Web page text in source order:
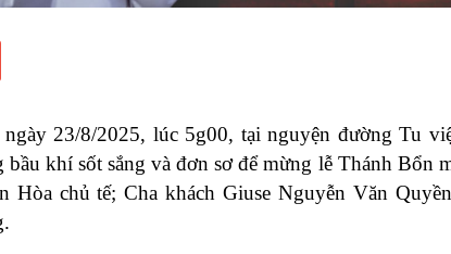
ngày 23/8/2025, lúc 5g00, tại nguyện đường Tu
bầu khí sốt sắng và đơn sơ để mừng lễ Thánh Bổn
Hòa chủ tế; Cha khách Giuse Nguyễn Văn